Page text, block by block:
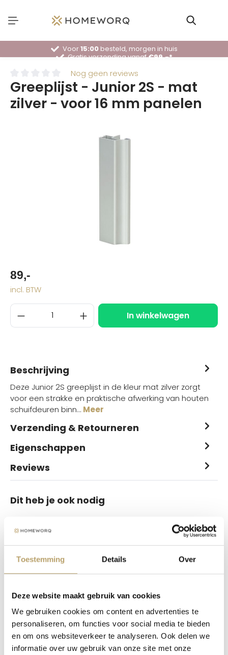
Toestemming Details Over
Deze website maakt gebruik van cookies
We gebruiken cookies om content en advertenties te
personaliseren, om functies voor social media te bieden
en om ons websiteverkeer te analyseren. Ook delen we
informatie over uw gebruik van onze site met onze
Voor15:00besteld, morgen in huis
Gratis verzending vanaf€99,-*
Nog geen reviews
Greeplijst - Junior 2S - mat
zilver - voor 16 mm panelen
89,-
incl. BTW
In winkelwagen
Beschrijving
Deze Junior 2S greeplijst in de kleur mat zilver zorgt
voor een strakke en praktische afwerking van houten
schuifdeuren binn… Meer
Verzending & Retourneren
Eigenschappen
Reviews
Dit heb je ook nodig
Losse onderrails -
Junior 2S - mat zilver
Vanaf22,75
Losse bovenrails -
Junior 2S - mat zilver
Vanaf47,50